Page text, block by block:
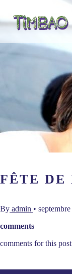
FÊTE DE
By admin •
comments
comments for this